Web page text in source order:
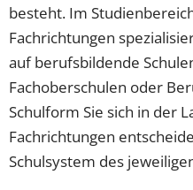
besteht. Im
Fachrichtungen
auf berufsbildende
Fachoberschulen oder
Schulform Sie sich in der
Fachrichtungen
Schulsystem des